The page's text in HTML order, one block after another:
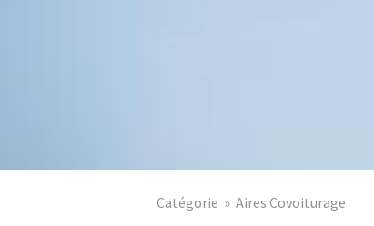
Catégorie Aires Covoiturage